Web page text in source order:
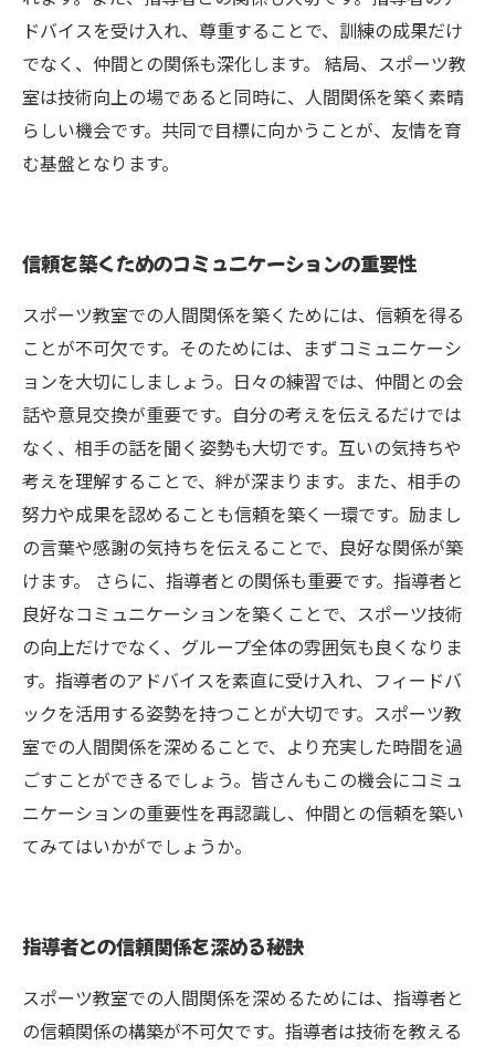
ドバイスを受け入れ、尊重することで、訓練の成果だけ
でなく、仲間との関係も深化します。 結局、スポーツ教
室は技術向上の場であると同時に、人間関係を築く素晴
らしい機会です。共同で目標に向かうことが、友情を育
む基盤となります。
信頼を築くためのコミュニケーションの重要性
スポーツ教室での人間関係を築くためには、信頼を得る
ことが不可欠です。そのためには、まずコミュニケーシ
ョンを大切にしましょう。日々の練習では、仲間との会
話や意見交換が重要です。自分の考えを伝えるだけでは
なく、相手の話を聞く姿勢も大切です。互いの気持ちや
考えを理解することで、絆が深まります。また、相手の
努力や成果を認めることも信頼を築く一環です。励まし
の言葉や感謝の気持ちを伝えることで、良好な関係が築
けます。 さらに、指導者との関係も重要です。指導者と
良好なコミュニケーションを築くことで、スポーツ技術
の向上だけでなく、グループ全体の雰囲気も良くなりま
す。指導者のアドバイスを素直に受け入れ、フィードバ
ックを活用する姿勢を持つことが大切です。スポーツ教
室での人間関係を深めることで、より充実した時間を過
ごすことができるでしょう。皆さんもこの機会にコミュ
ニケーションの重要性を再認識し、仲間との信頼を築い
てみてはいかがでしょうか。
指導者との信頼関係を深める秘訣
スポーツ教室での人間関係を深めるためには、指導者と
の信頼関係の構築が不可欠です。指導者は技術を教える